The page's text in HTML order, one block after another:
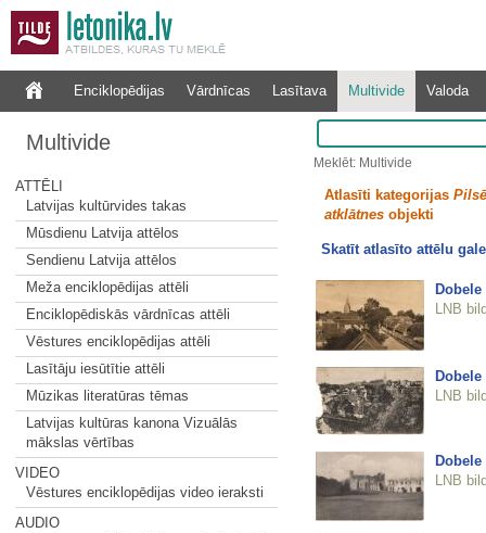
Enciklopēdijas Vārdnīcas Lasītava Multivide Valoda
Multivide
ATTĒLI
Latvijas kultūrvides takas
Mūsdienu Latvija attēlos
Sendienu Latvija attēlos
Meža enciklopēdijas attēli
Enciklopēdiskās vārdnīcas attēli
Vēstures enciklopēdijas attēli
Lasītāju iesūtītie attēli
Mūzikas literatūras tēmas
Latvijas kultūras kanona Vizuālās
mākslas vērtības
VIDEO
Vēstures enciklopēdijas video ieraksti
AUDIO
Meklēt: Multivide
Atlasīti kategorijas
atklātnesobjekti
Skatīt atlasīto attēlu
Dobele
LNB
Dobele
LNB
Dobele
LNB